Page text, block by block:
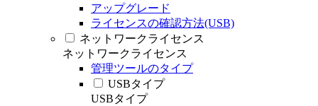
アップグレード
ライセンスの確認方法(USB)
ネットワークライセンス
ネットワークライセンス
管理ツールのタイプ
USBタイプ
USBタイプ